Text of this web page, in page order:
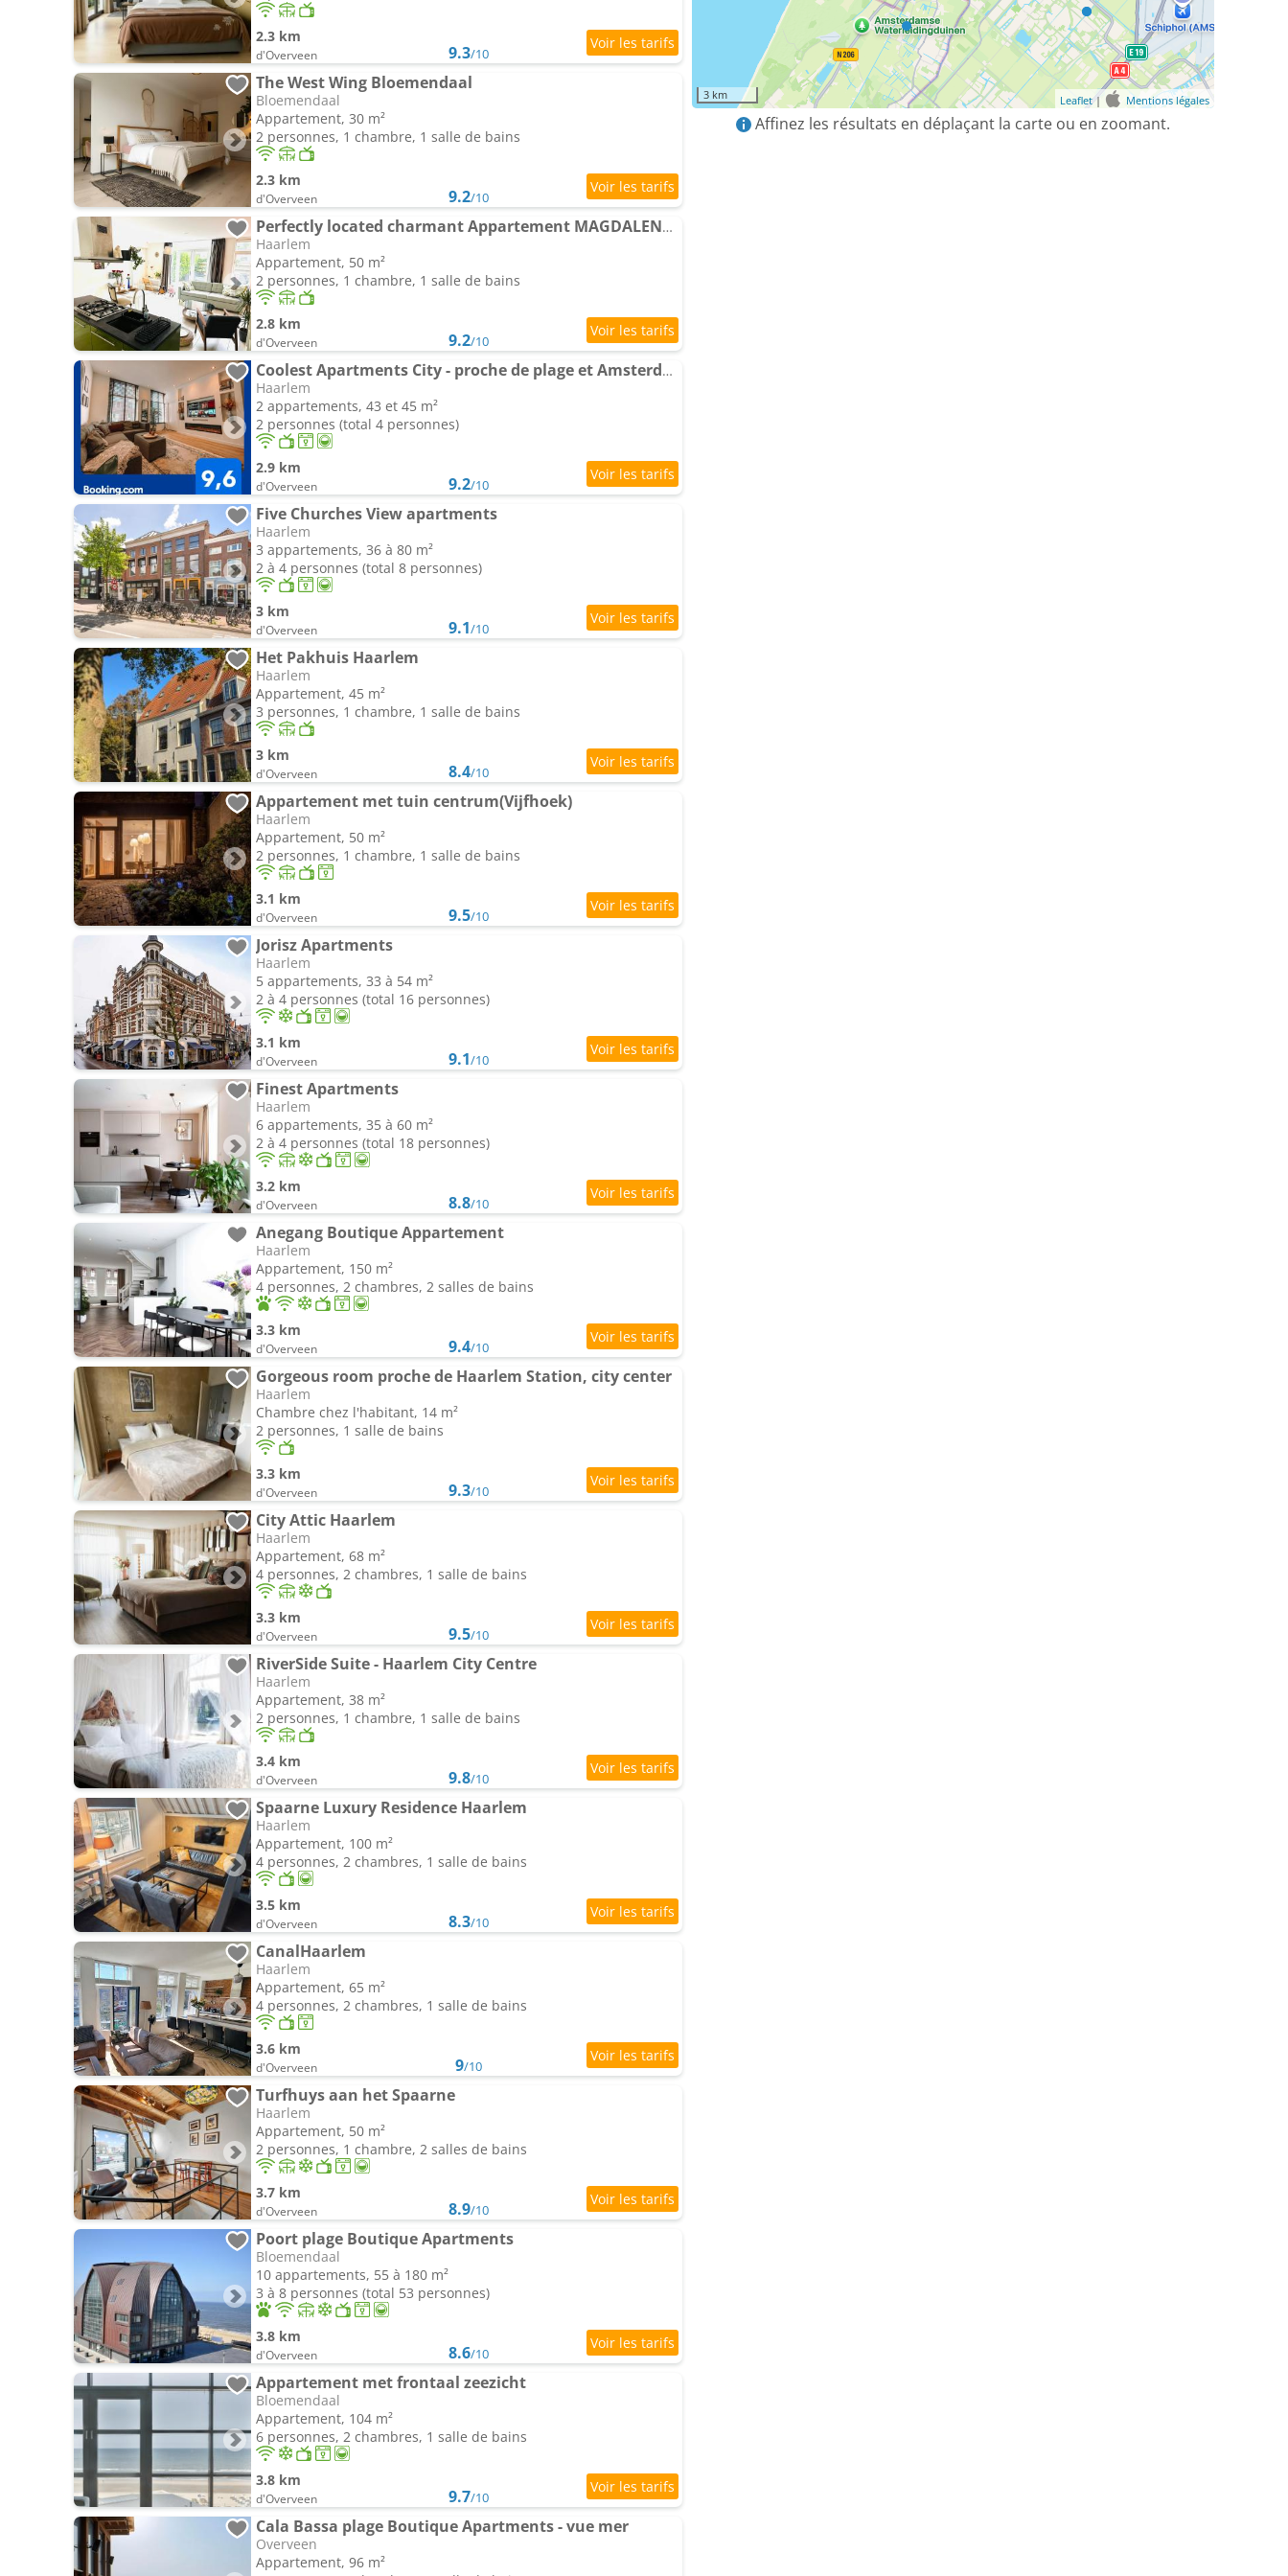
2.3 km
d'Overveen 9.3/10
The West Wing Bloemendaal
Bloemendaal
Appartement, 30 m²
2 personnes, 1 chambre, 1 salle de bains
2.3 km
d'Overveen 9.2/10
Perfectly located charmant Appartement MAGDALENAfor true connoisseurs
Haarlem
Appartement, 50 m²
2 personnes, 1 chambre, 1 salle de bains
2.8 km
d'Overveen 9.2/10
Coolest Apartments City - proche de plage et Amsterdam
Haarlem
2 appartements, 43 et 45 m²
2 personnes (total 4 personnes)
2.9 km
d'Overveen 9.2/10
Five Churches View apartments
Haarlem
3 appartements, 36 à 80 m²
2 à 4 personnes (total 8 personnes)
3 km
d'Overveen 9.1/10
Het Pakhuis Haarlem
Haarlem
Appartement, 45 m²
3 personnes, 1 chambre, 1 salle de bains
3 km
d'Overveen 8.4/10
Appartement met tuin centrum(Vijfhoek)
Haarlem
Appartement, 50 m²
2 personnes, 1 chambre, 1 salle de bains
3.1 km
d'Overveen 9.5/10
Jorisz Apartments
Haarlem
5 appartements, 33 à 54 m²
2 à 4 personnes (total 16 personnes)
3.1 km
d'Overveen 9.1/10
Finest Apartments
Haarlem
6 appartements, 35 à 60 m²
2 à 4 personnes (total 18 personnes)
3.2 km
d'Overveen 8.8/10
Anegang Boutique Appartement
Haarlem
Appartement, 150 m²
4 personnes, 2 chambres, 2 salles de bains
3.3 km
d'Overveen 9.4/10
Gorgeous room proche de Haarlem Station, city center
Haarlem
Chambre chez l'habitant, 14 m²
2 personnes, 1 salle de bains
3.3 km
d'Overveen 9.3/10
City Attic Haarlem
Haarlem
Appartement, 68 m²
4 personnes, 2 chambres, 1 salle de bains
3.3 km
d'Overveen 9.5/10
RiverSide Suite - Haarlem City Centre
Haarlem
Appartement, 38 m²
2 personnes, 1 chambre, 1 salle de bains
3.4 km
d'Overveen 9.8/10
Spaarne Luxury Residence Haarlem
Haarlem
Appartement, 100 m²
4 personnes, 2 chambres, 1 salle de bains
3.5 km
d'Overveen 8.3/10
CanalHaarlem
Haarlem
Appartement, 65 m²
4 personnes, 2 chambres, 1 salle de bains
3.6 km
d'Overveen 9/10
Turfhuys aan het Spaarne
Haarlem
Appartement, 50 m²
2 personnes, 1 chambre, 2 salles de bains
3.7 km
d'Overveen 8.9/10
Poort plage Boutique Apartments
Bloemendaal
10 appartements, 55 à 180 m²
3 à 8 personnes (total 53 personnes)
3.8 km
d'Overveen 8.6/10
Appartement met frontaal zeezicht
Bloemendaal
Appartement, 104 m²
6 personnes, 2 chambres, 1 salle de bains
3.8 km
d'Overveen 9.7/10
Cala Bassa plage Boutique Apartments - vue mer
Overveen
Appartement, 96 m²
3 km Leaflet| Mentions légales
Affinez les résultats en déplaçant la carte ou en zoomant.